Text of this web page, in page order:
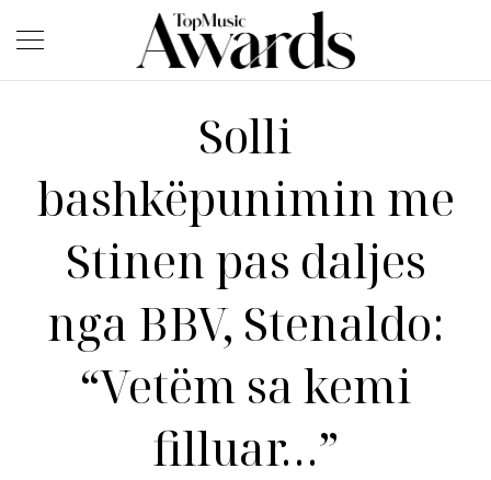
Solli
bashkëpunimin me
Stinen pas daljes
nga BBV, Stenaldo:
“Vetëm sa kemi
filluar…”